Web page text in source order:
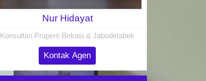
Nur Hidayat
Konsultan Properti Bekasi & Jabodetabek
Kontak Agen